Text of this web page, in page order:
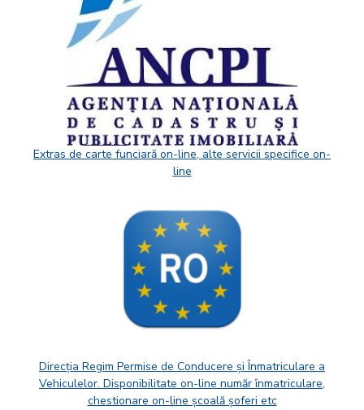
Extras de carte funciară on-line, alte servicii specifice on-
line
Direcția Regim Permise de Conducere și Înmatriculare a
Vehiculelor. Disponibilitate on-line număr înmatriculare,
chestionare on-line școală șoferi etc